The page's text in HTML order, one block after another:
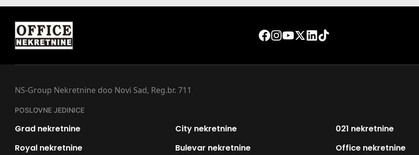
NS-Group Nekretnine doo Novi Sad, Reg.br. 711
POSLOVNE JEDINICE
Grad nekretnine City nekretnine 021 nekretnine
Royal nekretnine
Bulevar nekretnine Office nekretnine